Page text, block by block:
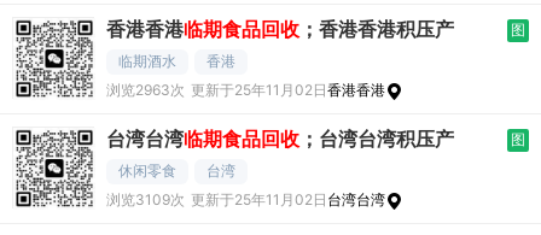
香港香港临期食品回收 ；香港香港积压产
图
临期酒水
香港
浏览2963次 更新于25年11月02日香港香港
台湾台湾临期食品回收 ；台湾台湾积压产
图
休闲零食
台湾
浏览3109次 更新于25年11月02日 台湾台湾